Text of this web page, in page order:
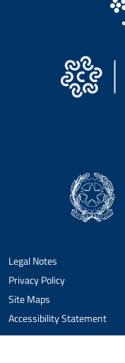
Legal Notes
Privacy Policy
Site Maps
Accessibility Statement